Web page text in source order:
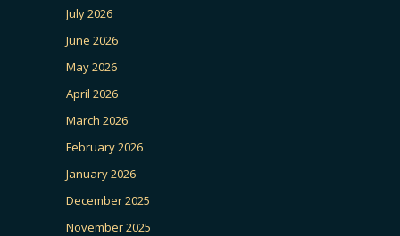
July 2026
June 2026
May 2026
April 2026
March 2026
February 2026
January 2026
December 2025
November 2025